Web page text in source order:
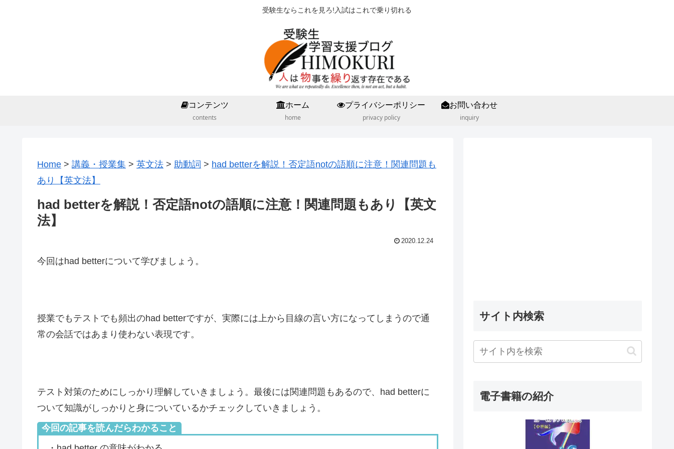
受験生ならこれを見ろ!入試はこれで乗り切れる
コンテンツ
contents
ホーム
home
プライバシーポリシー
privacy policy
お問い合わせ
inquiry
Home > 講義・授業集 > 英文法 > 助動詞 > had betterを解説！否定語notの語順に注意！関連問題も
あり【英文法】
had betterを解説！否定語notの語順に注意！関連問題もあり【英文
法】
2020.12.24
今回はhad betterについて学びましょう。
授業でもテストでも頻出のhad betterですが、実際には上から目線の言い方になってしまうので通
常の会話ではあまり使わない表現です。
テスト対策のためにしっかり理解していきましょう。最後には関連問題もあるので、had betterに
ついて知識がしっかりと身についているかチェックしていきましょう。
今回の記事を読んだらわかること
サイト内検索
電子書籍の紹介